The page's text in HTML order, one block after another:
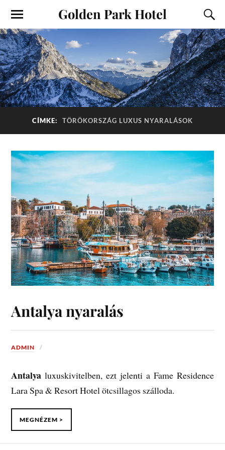
Golden Park Hotel
CÍMKE: TÖRÖKORSZÁG LUXUS NYARALÁSOK
Antalya nyaralás
ADMIN
Antalya luxuskivitelben, ezt jelenti a Fame Residence
Lara Spa & Resort Hotel ötcsillagos szálloda.
MEGNÉZEM >